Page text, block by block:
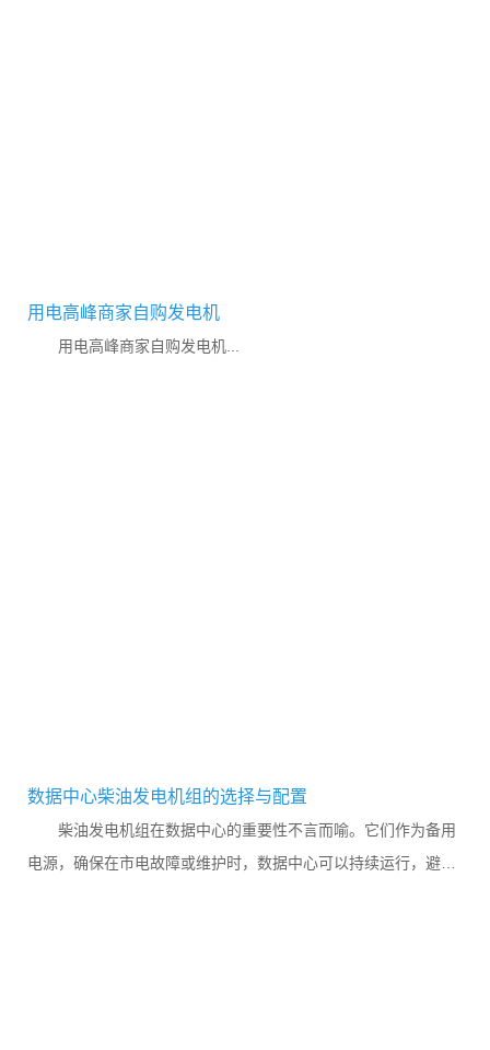
用电高峰商家自购发电机
用电高峰商家自购发电机...
数据中心柴油发电机组的选择与配置
柴油发电机组在数据中心的重要性不言而喻。它们作为备用
电源，确保在市电故障或维护时，数据中心可以持续运行，避免